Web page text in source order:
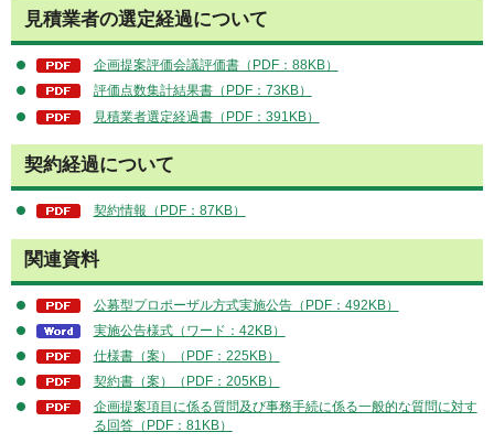
見積業者の選定経過について
企画提案評価会議評価書（PDF：88KB）
評価点数集計結果書（PDF：73KB）
見積業者選定経過書（PDF：391KB）
契約経過について
契約情報（PDF：87KB）
関連資料
公募型プロポーザル方式実施公告（PDF：492KB）
実施公告様式（ワード：42KB）
仕様書（案）（PDF：225KB）
契約書（案）（PDF：205KB）
企画提案項目に係る質問及び事務手続に係る一般的な質問に対す
る回答（PDF：81KB）